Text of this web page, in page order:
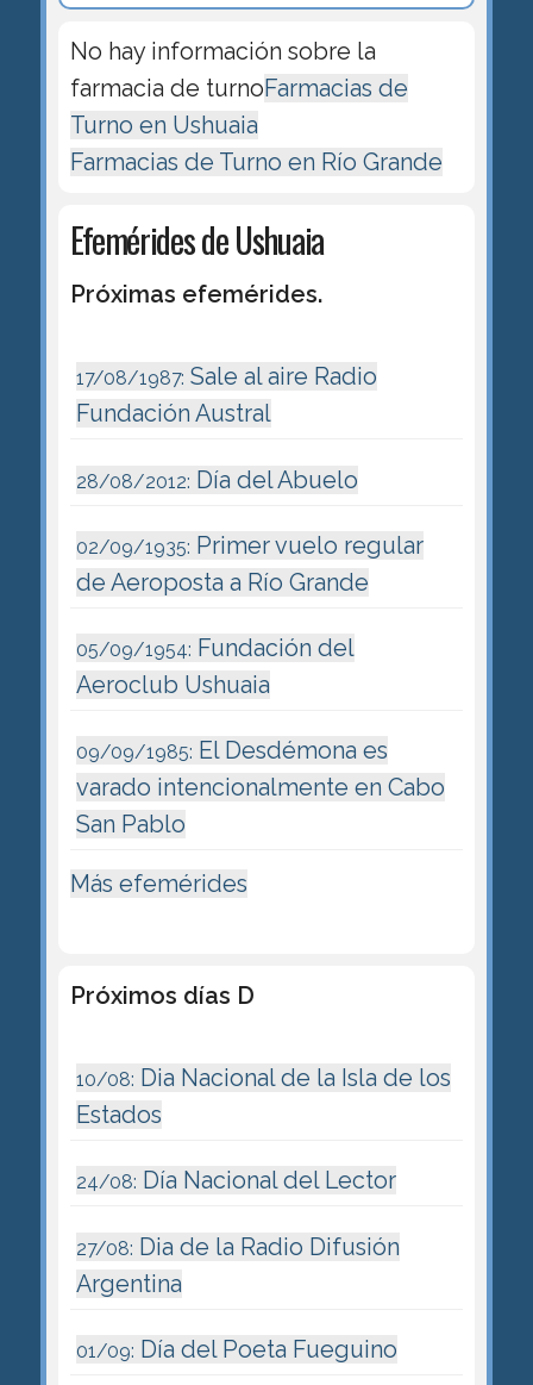
No hay información sobre la
farmacia de turnoFarmacias de
Turno en Ushuaia
Farmacias de Turno en Río Grande
Efemérides de Ushuaia
Próximas efemérides.
17/08/1987: Sale al aire Radio
Fundación Austral
28/08/2012: Día del Abuelo
02/09/1935: Primer vuelo regular
de Aeroposta a Río Grande
05/09/1954: Fundación del
Aeroclub Ushuaia
09/09/1985: El Desdémona es
varado intencionalmente en Cabo
San Pablo
Más efemérides
Próximos días D
10/08: Dia Nacional de la Isla de los
Estados
24/08: Día Nacional del Lector
27/08: Dia de la Radio Difusión
Argentina
01/09: Día del Poeta Fueguino